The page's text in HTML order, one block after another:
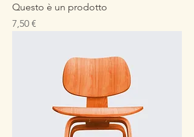
Questo è un prodotto
Prezzo
7,50 €